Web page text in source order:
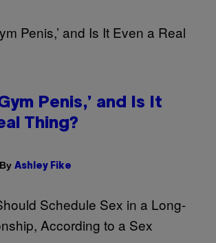
Penis,’ and Is It
Thing?
By Ashley Fike